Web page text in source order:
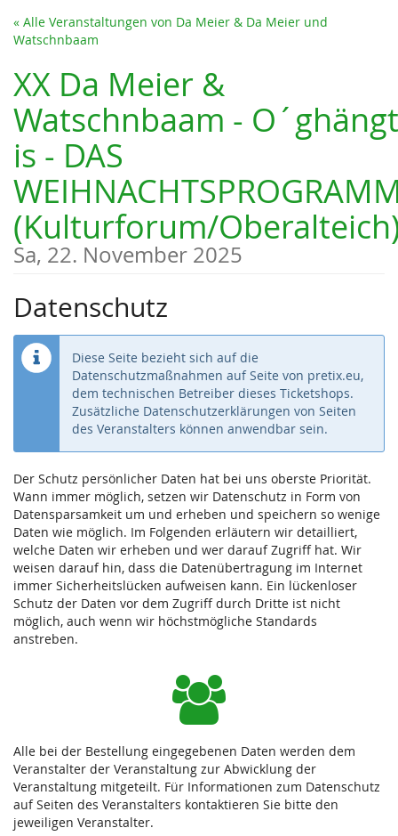
Zum
Haupt-
springen
« Alle Veranstaltungen von Da Meier & Da Meier und
Watschnbaam
XX Da Meier &
Watschnbaam - O´ghängt
is - DAS
(Kulturforum/
Sa, 22. November 2025
Datenschutz
Diese Seite bezieht sich auf die
Datenschutzmaßnahmen auf Seite von pretix.eu,
dem technischen Betreiber dieses Ticketshops.
Zusätzliche Datenschutzerklärungen von Seiten
des Veranstalters können anwendbar sein.
Der Schutz persönlicher Daten hat bei uns oberste Priorität.
Wann immer möglich, setzen wir Datenschutz in Form von
Datensparsamkeit um und erheben und speichern so wenige
Daten wie möglich. Im Folgenden erläutern wir detailliert,
welche Daten wir erheben und wer darauf Zugriff hat. Wir
weisen darauf hin, dass die Datenübertragung im Internet
immer Sicherheitslücken aufweisen kann. Ein lückenloser
Schutz der Daten vor dem Zugriff durch Dritte ist nicht
möglich, auch wenn wir höchstmögliche Standards
anstreben.
Alle bei der Bestellung eingegebenen Daten werden dem
Veranstalter der Veranstaltung zur Abwicklung der
Veranstaltung mitgeteilt. Für Informationen zum Datenschutz
auf Seiten des Veranstalters kontaktieren Sie bitte den
jeweiligen Veranstalter.